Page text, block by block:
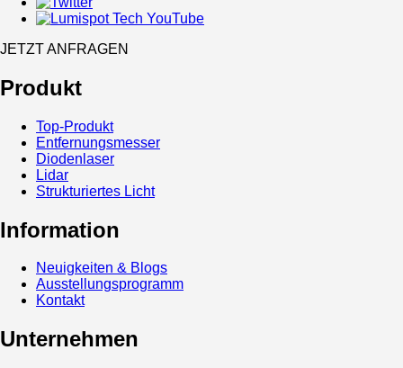
JETZT ANFRAGEN
Produkt
Top-Produkt
Entfernungsmesser
Diodenlaser
Lidar
Strukturiertes Licht
Information
Neuigkeiten & Blogs
Ausstellungsprogramm
Kontakt
Unternehmen